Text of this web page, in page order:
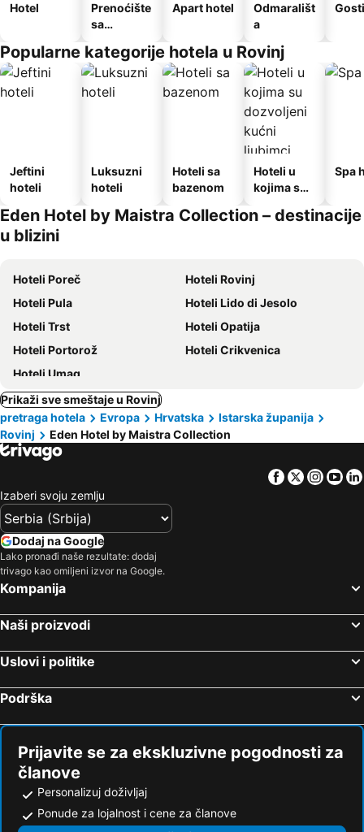
Hotel
Prenoćište
sa
Apart hotel
Odmarališt
a
Popularne kategorije hotela u Rovinj
Jeftini
hoteli
Luksuzni
hoteli
Hoteli sa
bazenom
Hoteli u
kojima su
kućni
Spa
Eden Hotel by Maistra Collection – destinacije
u blizini
Hoteli Poreč
Hoteli Rovinj
Hoteli Pula
Hoteli Lido di Jesolo
Hoteli Trst
Hoteli Opatija
Hoteli Portorož
Hoteli Crikvenica
Hoteli Umag
Prikaži sve smeštaje u Rovinj
pretraga hotela
Evropa Hrvatska
Istarska županija
Rovinj
Eden Hotel by Maistra Collection
Facebook
Twitter
Izaberi svoju zemlju
Dodaj na Google
Lako pronađi naše rezultate: dodaj
trivago kao omiljeni izvor na Google.
Kompanija
Naši proizvodi
Uslovi i politike
Podrška
Prijavite se za ekskluzivne pogodnosti za
članove
Personalizuj doživljaj
Ponude za lojalnost i cene za članove